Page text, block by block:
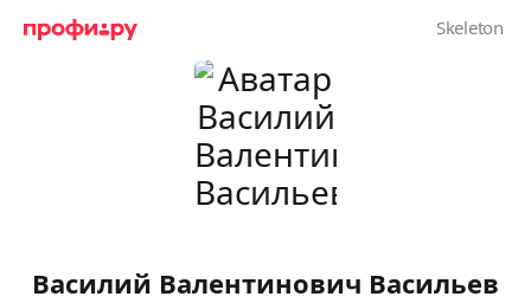
Василий Валентинович Васильев